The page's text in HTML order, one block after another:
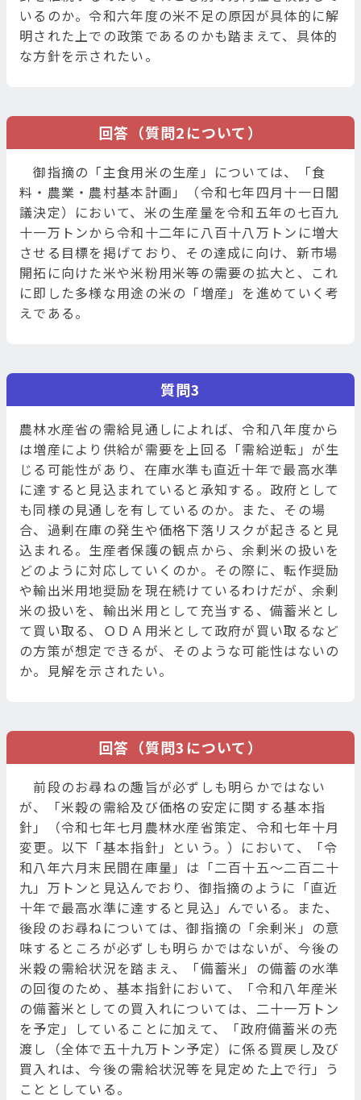
いるのか。令和六年度の米不足の原因が具体的に解
明された上での政策であるのかも踏まえて、具体的
な方針を示されたい。
回答（質問2について）
御指摘の「主食用米の生産」については、「食
料・農業・農村基本計画」（令和七年四月十一日閣
議決定）において、米の生産量を令和五年の七百九
十一万トンから令和十二年に八百十八万トンに増大
させる目標を掲げており、その達成に向け、新市場
開拓に向けた米や米粉用米等の需要の拡大と、これ
に即した多様な用途の米の「増産」を進めていく考
えである。
質問3
農林水産省の需給見通しによれば、令和八年度から
は増産により供給が需要を上回る「需給逆転」が生
じる可能性があり、在庫水準も直近十年で最高水準
に達すると見込まれていると承知する。政府として
も同様の見通しを有しているのか。また、その場
合、過剰在庫の発生や価格下落リスクが起きると見
込まれる。生産者保護の観点から、余剰米の扱いを
どのように対応していくのか。その際に、転作奨励
や輸出米用地奨励を現在続けているわけだが、余剰
米の扱いを、輸出米用として充当する、備蓄米とし
て買い取る、ＯＤＡ用米として政府が買い取るなど
の方策が想定できるが、そのような可能性はないの
か。見解を示されたい。
回答（質問3について）
前段のお尋ねの趣旨が必ずしも明らかではない
が、「米穀の需給及び価格の安定に関する基本指
針」（令和七年七月農林水産省策定、令和七年十月
変更。以下「基本指針」という。）において、「令
和八年六月末民間在庫量」は「二百十五〜二百二十
九」万トンと見込んでおり、御指摘のように「直近
十年で最高水準に達すると見込」んでいる。また、
後段のお尋ねについては、御指摘の「余剰米」の意
味するところが必ずしも明らかではないが、今後の
米穀の需給状況を踏まえ、「備蓄米」の備蓄の水準
の回復のため、基本指針において、「令和八年産米
の備蓄米としての買入れについては、二十一万トン
を予定」していることに加えて、「政府備蓄米の売
渡し（全体で五十九万トン予定）に係る買戻し及び
買入れは、今後の需給状況等を見定めた上で行」う
こととしている。